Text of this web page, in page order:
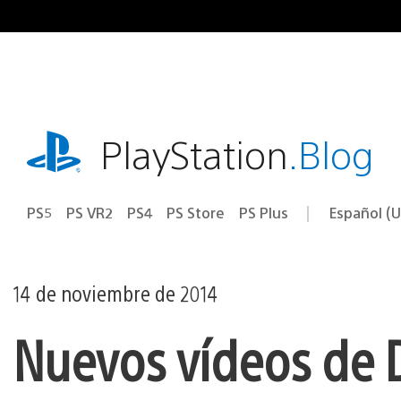
al
playstation.comPlayStation.Blog
PS5 PS VR2 PS4 PS Store PS Plus Región
Español
14 de noviembre de 2014
Nuevos vídeos